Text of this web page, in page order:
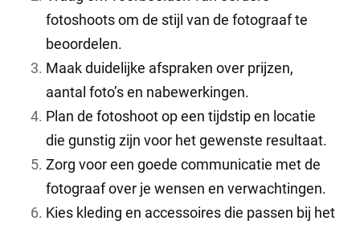
fotoshoots om de stijl van de fotograaf te
beoordelen.
Maak duidelijke afspraken over prijzen,
aantal foto’s en nabewerkingen.
Plan de fotoshoot op een tijdstip en locatie
die gunstig zijn voor het gewenste resultaat.
Zorg voor een goede communicatie met de
fotograaf over je wensen en verwachtingen.
Kies kleding en accessoires die passen bij het